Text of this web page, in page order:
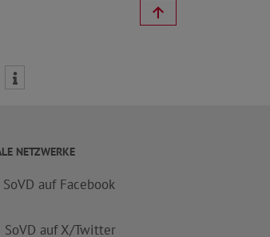
NETZWERKE
SoVD auf Facebook
SoVD auf X/Twitter